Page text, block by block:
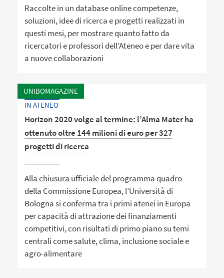
Raccolte in un database online competenze,
soluzioni, idee di ricerca e progetti realizzati in
questi mesi, per mostrare quanto fatto da
ricercatori e professori dell’Ateneo e per dare vita
a nuove collaborazioni
UNIBOMAGAZINE
IN ATENEO
Horizon 2020 volge al termine: l’Alma Mater ha
ottenuto oltre 144 milioni di euro per 327
progetti di ricerca
Alla chiusura ufficiale del programma quadro
della Commissione Europea, l’Università di
Bologna si conferma tra i primi atenei in Europa
per capacità di attrazione dei finanziamenti
competitivi, con risultati di primo piano su temi
centrali come salute, clima, inclusione sociale e
agro-alimentare